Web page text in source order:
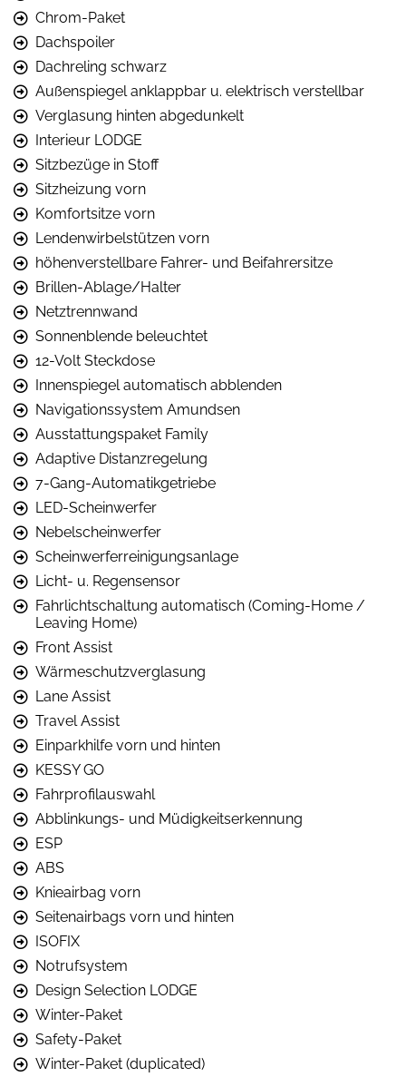
Chrom-Paket
Dachspoiler
Dachreling schwarz
Außenspiegel anklappbar u. elektrisch verstellbar
Verglasung hinten abgedunkelt
Interieur LODGE
Sitzbezüge in Stoff
Sitzheizung vorn
Komfortsitze vorn
Lendenwirbelstützen vorn
höhenverstellbare Fahrer- und Beifahrersitze
Brillen-Ablage/Halter
Netztrennwand
Sonnenblende beleuchtet
12-Volt Steckdose
Innenspiegel automatisch abblenden
Navigationssystem Amundsen
Ausstattungspaket Family
Adaptive Distanzregelung
7-Gang-Automatikgetriebe
LED-Scheinwerfer
Nebelscheinwerfer
Scheinwerferreinigungsanlage
Licht- u. Regensensor
Fahrlichtschaltung automatisch (Coming-Home /
Leaving Home)
Front Assist
Wärmeschutzverglasung
Lane Assist
Travel Assist
Einparkhilfe vorn und hinten
KESSY GO
Fahrprofilauswahl
Abblinkungs- und Müdigkeitserkennung
ESP
ABS
Knieairbag vorn
Seitenairbags vorn und hinten
ISOFIX
Notrufsystem
Design Selection LODGE
Winter-Paket
Safety-Paket
Winter-Paket (duplicated)